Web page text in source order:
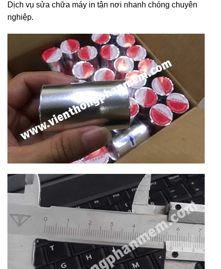
Dịch vụ sửa chữa máy in tận nơi nhanh chóng chuyên
nghiệp.